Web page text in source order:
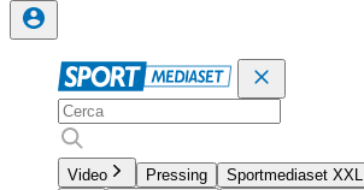
Video Pressing Sportmediaset XXL